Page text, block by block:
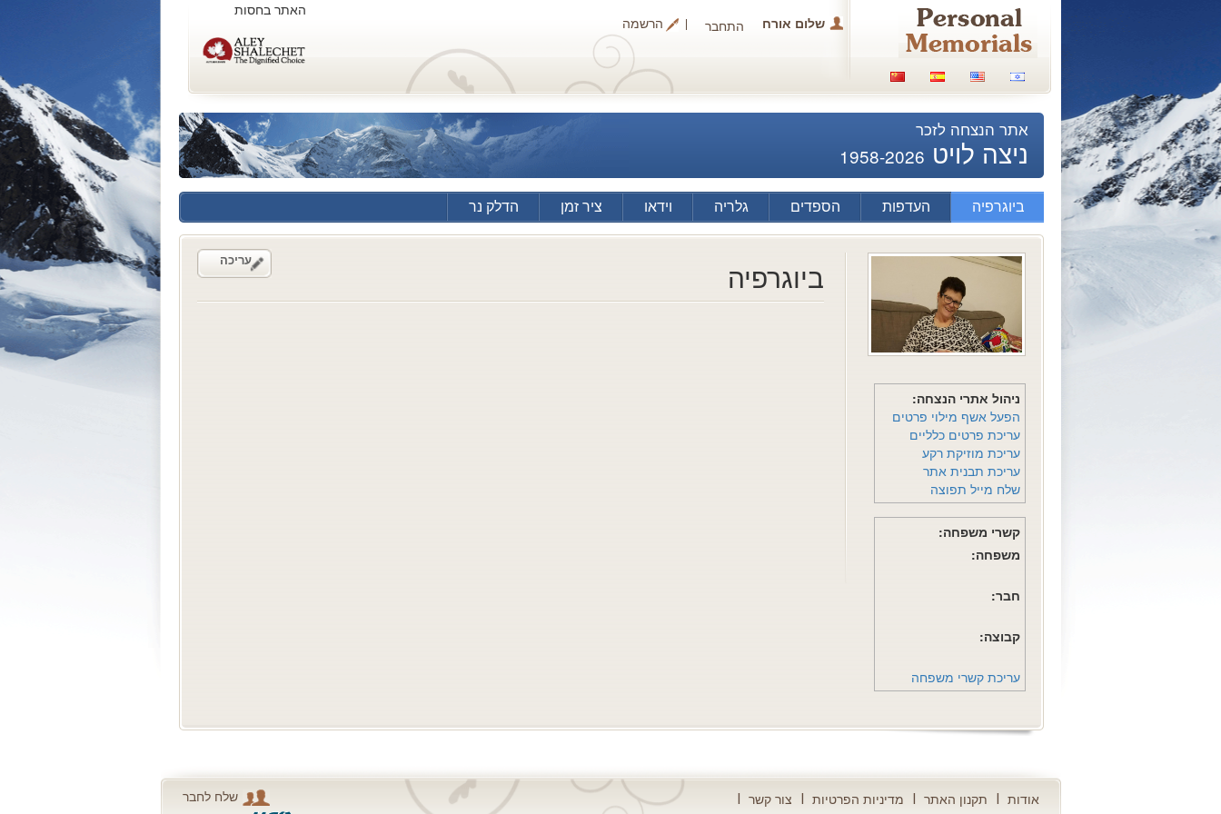
האתר בחסות
שלום אורח התחבר הרשמה
אתר הנצחה לזכר
ניצה לויט 1958-2026
ביוגרפיה העדפות הספדים גלריה וידאו ציר זמן הדלק נר
ניהול אתרי הנצחה:
הפעל אשף מילוי פרטים
עריכת פרטים כלליים
עריכת מוזיקת רקע
עריכת תבנית אתר
שלח מייל תפוצה
קשרי משפחה:
משפחה:
חבר:
קבוצה:
עריכת קשרי משפחה
ביוגרפיה עריכה
אודות תקנון האתר מדיניות הפרטיות צור קשר
שלח לחבר